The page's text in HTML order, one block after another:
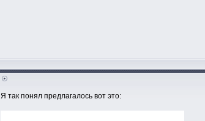
Я так понял предлагалось вот это: